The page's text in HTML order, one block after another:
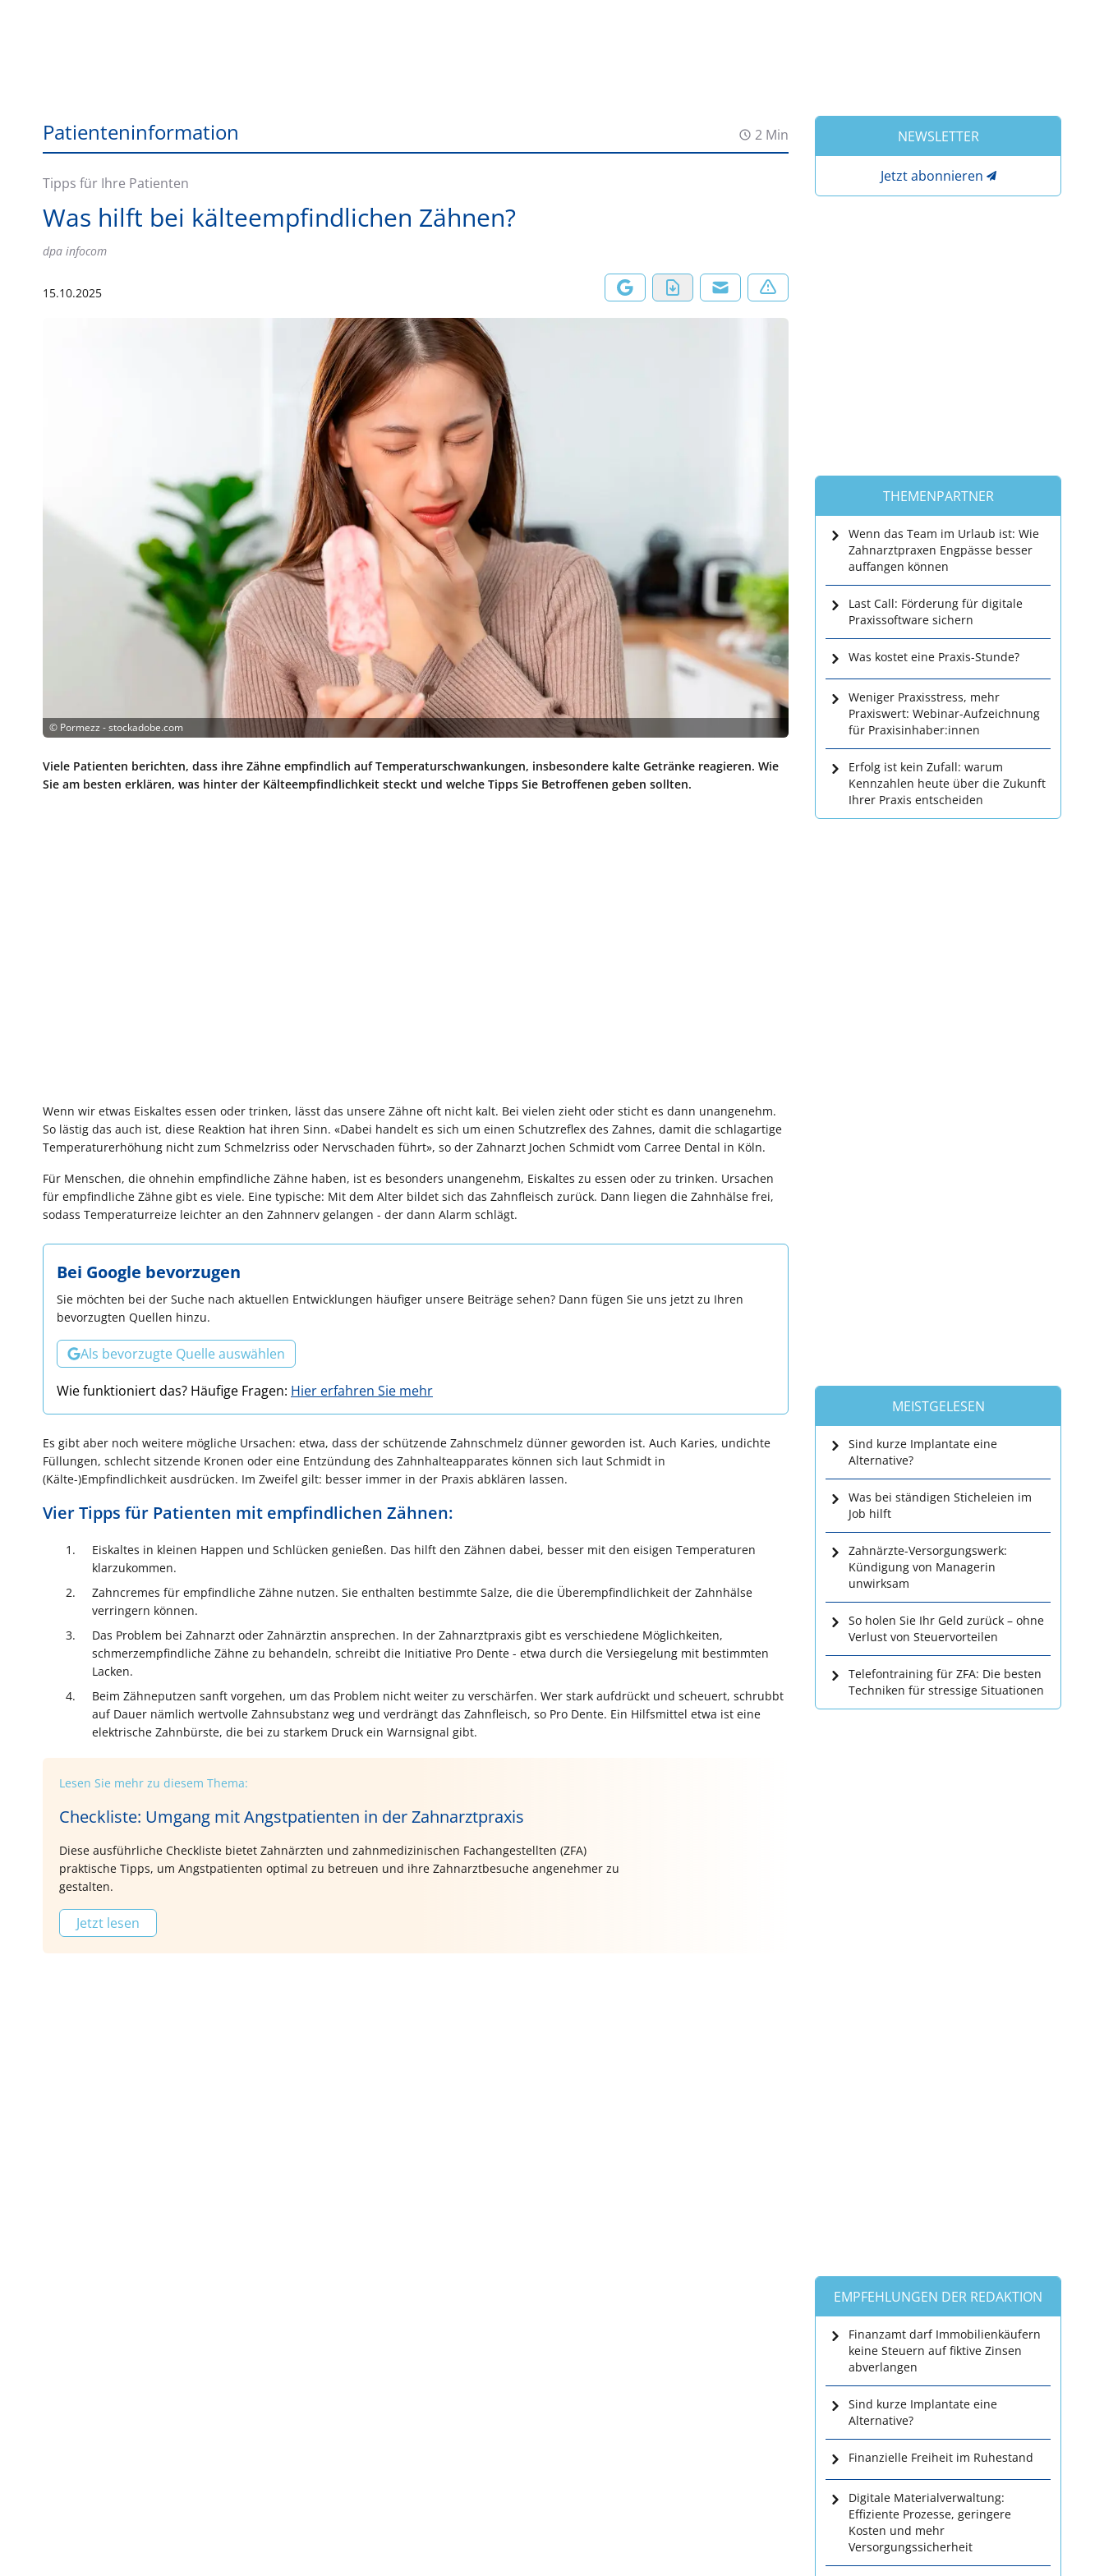
Patienteninformation 2 Min
Tipps für Ihre Patienten
Was hilft bei kälteempfindlichen Zähnen?
dpa infocom
15.10.2025
© Pormezz - stockadobe.com
Viele Patienten berichten, dass ihre Zähne empfindlich auf Temperaturschwankungen, insbesondere kalte Getränke reagieren. Wie
Sie am besten erklären, was hinter der Kälteempfindlichkeit steckt und welche Tipps Sie Betroffenen geben sollten.
Wenn wir etwas Eiskaltes essen oder trinken, lässt das unsere Zähne oft nicht kalt. Bei vielen zieht oder sticht es dann unangenehm.
So lästig das auch ist, diese Reaktion hat ihren Sinn. «Dabei handelt es sich um einen Schutzreflex des Zahnes, damit die schlagartige
Temperaturerhöhung nicht zum Schmelzriss oder Nervschaden führt», so der Zahnarzt Jochen Schmidt vom Carree Dental in Köln.
Für Menschen, die ohnehin empfindliche Zähne haben, ist es besonders unangenehm, Eiskaltes zu essen oder zu trinken. Ursachen
für empfindliche Zähne gibt es viele. Eine typische: Mit dem Alter bildet sich das Zahnfleisch zurück. Dann liegen die Zahnhälse frei,
sodass Temperaturreize leichter an den Zahnnerv gelangen - der dann Alarm schlägt.
Bei Google bevorzugen
Sie möchten bei der Suche nach aktuellen Entwicklungen häufiger unsere Beiträge sehen? Dann fügen Sie uns jetzt zu Ihren
bevorzugten Quellen hinzu.
Als bevorzugte Quelle auswählen
Wie funktioniert das? Häufige Fragen: Hier erfahren Sie mehr
Es gibt aber noch weitere mögliche Ursachen: etwa, dass der schützende Zahnschmelz dünner geworden ist. Auch Karies, undichte
Füllungen, schlecht sitzende Kronen oder eine Entzündung des Zahnhalteapparates können sich laut Schmidt in
(Kälte-)Empfindlichkeit ausdrücken. Im Zweifel gilt: besser immer in der Praxis abklären lassen.
Vier Tipps für Patienten mit empfindlichen Zähnen:
Eiskaltes in kleinen Happen und Schlücken genießen. Das hilft den Zähnen dabei, besser mit den eisigen Temperaturen
klarzukommen.
Zahncremes für empfindliche Zähne nutzen. Sie enthalten bestimmte Salze, die die Überempfindlichkeit der Zahnhälse
verringern können.
Das Problem bei Zahnarzt oder Zahnärztin ansprechen. In der Zahnarztpraxis gibt es verschiedene Möglichkeiten,
schmerzempfindliche Zähne zu behandeln, schreibt die Initiative Pro Dente - etwa durch die Versiegelung mit bestimmten
Lacken.
Beim Zähneputzen sanft vorgehen, um das Problem nicht weiter zu verschärfen. Wer stark aufdrückt und scheuert, schrubbt
auf Dauer nämlich wertvolle Zahnsubstanz weg und verdrängt das Zahnfleisch, so Pro Dente. Ein Hilfsmittel etwa ist eine
elektrische Zahnbürste, die bei zu starkem Druck ein Warnsignal gibt.
Lesen Sie mehr zu diesem Thema:
Checkliste: Umgang mit Angstpatienten in der Zahnarztpraxis
Diese ausführliche Checkliste bietet Zahnärzten und zahnmedizinischen Fachangestellten (ZFA)
praktische Tipps, um Angstpatienten optimal zu betreuen und ihre Zahnarztbesuche angenehmer zu
gestalten.
Jetzt lesen
NEWSLETTER
Jetzt abonnieren
THEMENPARTNER
Wenn das Team im Urlaub ist: Wie
Zahnarztpraxen Engpässe besser
auffangen können
Last Call: Förderung für digitale
Praxissoftware sichern
Was kostet eine Praxis-Stunde?
Weniger Praxisstress, mehr
Praxiswert: Webinar-Aufzeichnung
für Praxisinhaber:innen
Erfolg ist kein Zufall: warum
Kennzahlen heute über die Zukunft
Ihrer Praxis entscheiden
MEISTGELESEN
Sind kurze Implantate eine
Alternative?
Was bei ständigen Sticheleien im
Job hilft
Zahnärzte-Versorgungswerk:
Kündigung von Managerin
unwirksam
So holen Sie Ihr Geld zurück – ohne
Verlust von Steuervorteilen
Telefontraining für ZFA: Die besten
Techniken für stressige Situationen
EMPFEHLUNGEN DER REDAKTION
Finanzamt darf Immobilienkäufern
keine Steuern auf fiktive Zinsen
abverlangen
Sind kurze Implantate eine
Alternative?
Finanzielle Freiheit im Ruhestand
Digitale Materialverwaltung:
Effiziente Prozesse, geringere
Kosten und mehr
Versorgungssicherheit